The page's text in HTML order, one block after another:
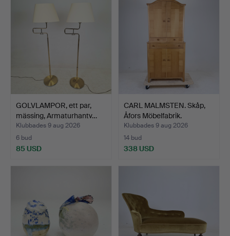
GOLVLAMPOR, ett par,
mässing, Armaturhantv…
Klubbades 9 aug 2026
6 bud
85 USD
CARL MALMSTEN. Skåp,
Åfors Möbelfabrik.
Klubbades 9 aug 2026
14 bud
338 USD